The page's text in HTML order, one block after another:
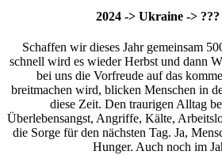
2024 -> Ukraine -> ???
Schaffen wir dieses Jahr gemeinsam
schnell wird es wieder Herbst und dann
bei uns die Vorfreude auf das
breitmachen wird, blicken Menschen in
diese Zeit. Den traurigen Alltag
Überlebensangst, Angriffe, Kälte,
die Sorge für den nächsten Tag. Ja,
Hunger. Auch noch im